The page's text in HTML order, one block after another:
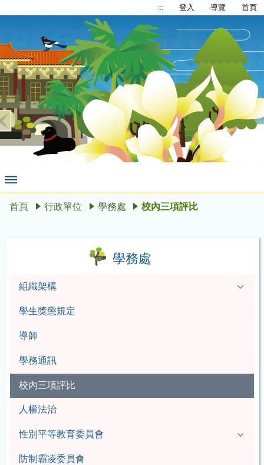
::: 登入 導覽 首頁
首頁 行政單位 學務處 校內三項評比
學務處
組織架構
學生獎懲規定
導師
學務通訊
校內三項評比
人權法治
性別平等教育委員會
防制霸凌委員會